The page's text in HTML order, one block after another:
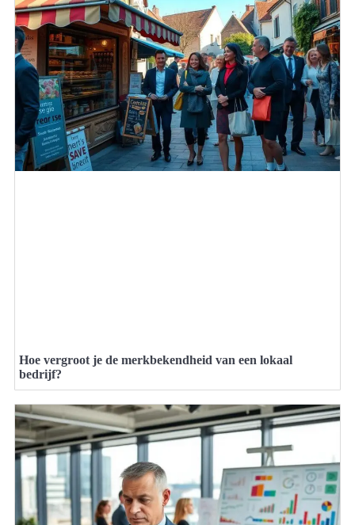
Hoe vergroot je de merkbekendheid van een lokaal
bedrijf?